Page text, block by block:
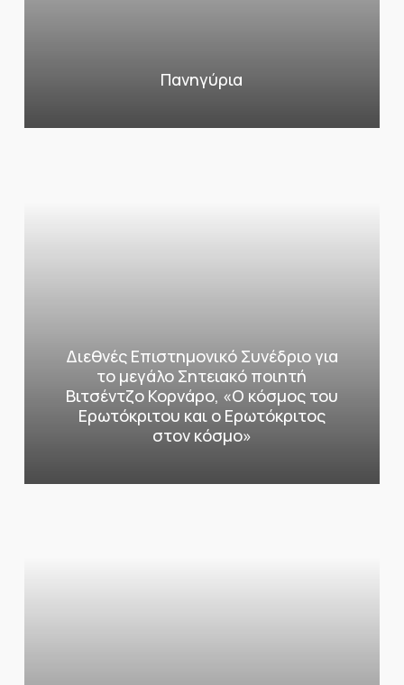
Πανηγύρια
Διεθνές Επιστημονικό Συνέδριο για
το μεγάλο Σητειακό ποιητή
Βιτσέντζο Κορνάρο, «Ο κόσμος του
Ερωτόκριτου και ο Ερωτόκριτος
στον κόσμο»